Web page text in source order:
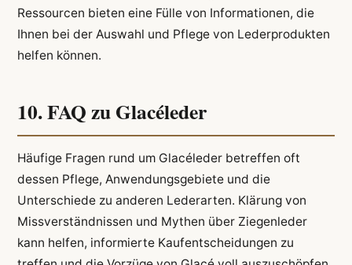
Ressourcen bieten eine Fülle von Informationen, die
Ihnen bei der Auswahl und Pflege von Lederprodukten
helfen können.
10. FAQ zu Glacéleder
Häufige Fragen rund um Glacéleder betreffen oft
dessen Pflege, Anwendungsgebiete und die
Unterschiede zu anderen Lederarten. Klärung von
Missverständnissen und Mythen über Ziegenleder
kann helfen, informierte Kaufentscheidungen zu